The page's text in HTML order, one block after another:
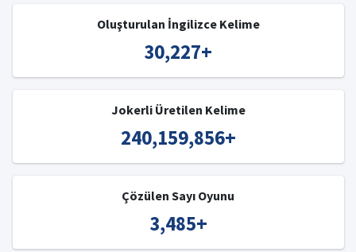
Oluşturulan İngilizce Kelime
30,227+
Jokerli Üretilen Kelime
240,159,856+
Çözülen Sayı Oyunu
3,485+